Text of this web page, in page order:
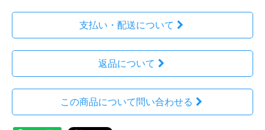
支払い・配送について
返品について
この商品について問い合わせる